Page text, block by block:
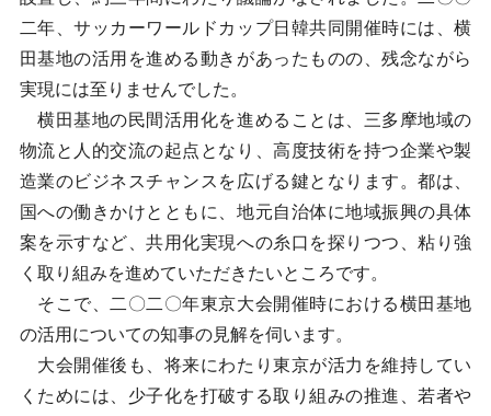
二年、サッカーワールドカップ日韓共同開催時には、横
田基地の活用を進める動きがあったものの、残念ながら
実現には至りませんでした。
横田基地の民間活用化を進めることは、三多摩地域の
物流と人的交流の起点となり、高度技術を持つ企業や製
造業のビジネスチャンスを広げる鍵となります。都は、
国への働きかけとともに、地元自治体に地域振興の具体
案を示すなど、共用化実現への糸口を探りつつ、粘り強
く取り組みを進めていただきたいところです。
そこで、二〇二〇年東京大会開催時における横田基地
の活用についての知事の見解を伺います。
大会開催後も、将来にわたり東京が活力を維持してい
くためには、少子化を打破する取り組みの推進、若者や